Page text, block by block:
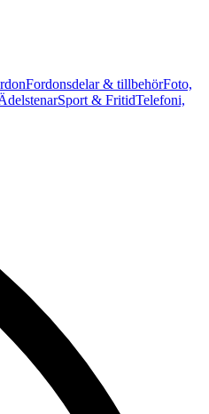
Fordonsdelar & tillbehörFoto,
Sport & FritidTelefoni,